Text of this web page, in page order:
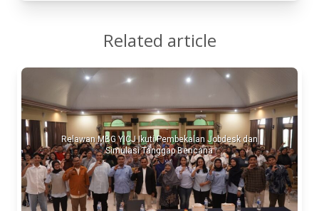
Related article
Relawan MBG YICJ Ikuti Pembekalan Jobdesk dan
Simulasi Tanggap Bencana